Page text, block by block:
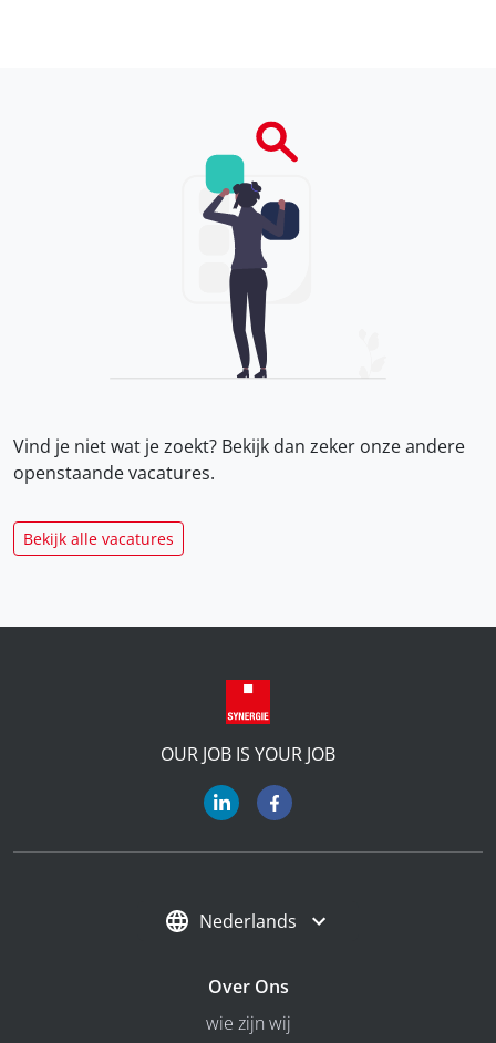
Vind je niet wat je zoekt? Bekijk dan zeker onzeandere
openstaande vacatures.
Bekijk alle vacatures
OUR JOB IS YOUR JOB
Nederlands
Over Ons
wie zijn wij